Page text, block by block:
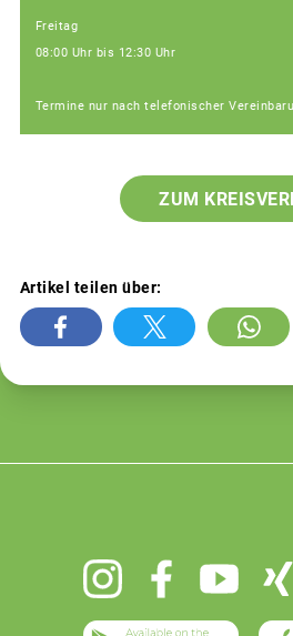
Freitag
08:00 Uhr bis 12:30 Uhr
Termine nur nach telefonischer
ZUM
Artikel teilen über: